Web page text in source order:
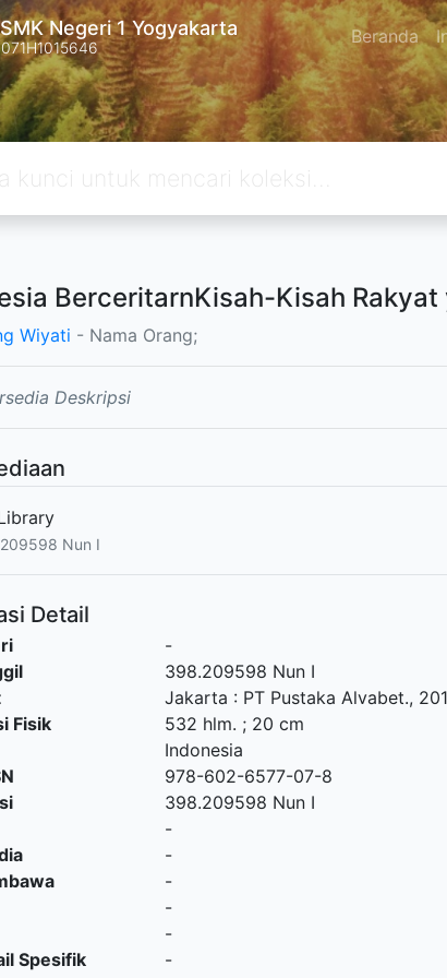
Negeri 1 Yogyakarta Beranda
BerceritarnKisah-Kisah Rakyat
Wiyati - Nama Orang;
Deskripsi
Nun I
Detail
-
398.209598 Nun I
Jakarta : PT Pustaka Alvabet.,
Fisik
532 hlm. ; 20 cm
Indonesia
978-602-6577-07-8
398.209598 Nun I
-
-
-
-
-
Spesifik
-